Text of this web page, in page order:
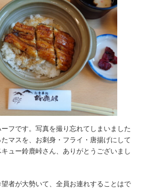
フです。写真を撮り忘れてしまいました
マスを、お刺身・フライ・唐揚げにして
ュー鈴鹿峠さん、ありがとうございまし
者が大勢いて、全員お連れすることはで